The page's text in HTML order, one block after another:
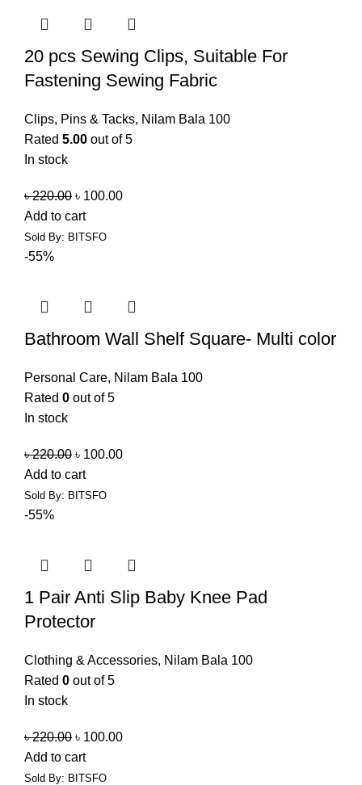
20 pcs Sewing Clips, Suitable For
Fastening Sewing Fabric
Clips, Pins & Tacks, Nilam Bala 100
Rated 5.00 out of 5
In stock
৳220.00 ৳ 100.00
Add to cart
Sold By: BITSFO
-55%
Bathroom Wall Shelf Square- Multi color
Personal Care, Nilam Bala 100
Rated 0 out of 5
In stock
৳220.00 ৳ 100.00
Add to cart
Sold By: BITSFO
-55%
1 Pair Anti Slip Baby Knee Pad
Protector
Clothing & Accessories, Nilam Bala 100
Rated 0 out of 5
In stock
৳220.00 ৳ 100.00
Add to cart
Sold By: BITSFO